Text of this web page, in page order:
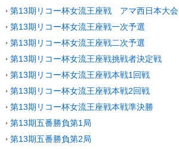
第13期リコー杯女流王座戦 アマ西日本大会
第13期リコー杯女流王座戦一次予選
第13期リコー杯女流王座戦二次予選
第13期リコー杯女流王座戦挑戦者決定戦
第13期リコー杯女流王座戦本戦1回戦
第13期リコー杯女流王座戦本戦2回戦
第13期リコー杯女流王座戦本戦準決勝
第13期五番勝負第1局
第13期五番勝負第2局